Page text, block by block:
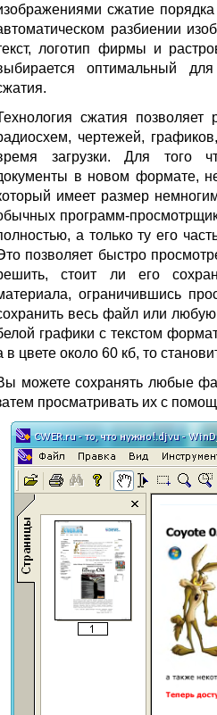
сжатие
разбиении
логотип фирмы и
оптимальный
сжатия
чертежей,
загрузки. Для того
в новом формате,
имеет размер
программ-
а только ту его
позволяет быстро
стоит ли его
ограничившись
весь файл или любую
графики с текстом
в цвете около 60 кб, то
можете сохранять любые
просматривать их с